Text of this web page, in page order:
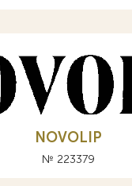
NOVOLIP
№ 223379